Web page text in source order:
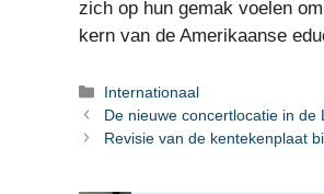
zich op hun gemak voelen
kern van de Amerikaanse
Categorieën
Internationaal
De nieuwe concertlocatie in
Revisie van de kentekenplaat